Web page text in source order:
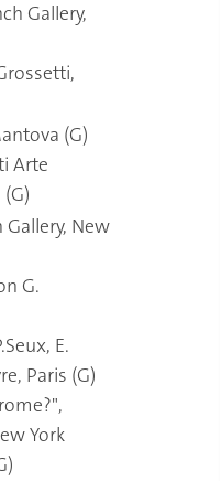
Gallery,
(G)
Arte
Gallery, New
G.
E.
Paris (G)
York